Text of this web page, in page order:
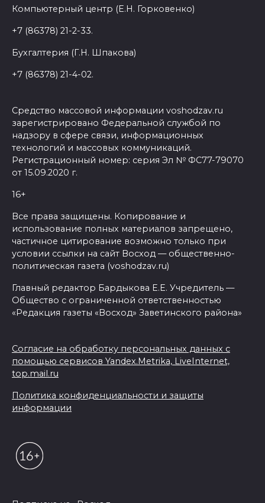
Компьютерный центр (Е.Н. Горковенко)
+7 (86378) 21-2-33.
Бухгалтерия (Г.Н. Шпакова)
+7 (86378) 21-4-02.
Средство массовой информации voshodzav.ru
зарегистрировано Федеральной службой по
надзору в сфере связи, информационных
технологий и массовых коммуникаций.
Регистрационный номер: серия Эл № ФС77-79070
от 15.09.2020 г.
16+
Все права защищены. Копирование и
использование полных материалов запрещено,
частичное цитирование возможно только при
условии ссылки на сайт Восход — общественно-
политическая газета (voshodzav.ru)
Главный редактор Бардыкова Е.Е. Учредитель —
Общество с ограниченной ответственностью
«Редакция газеты «Восход» Заветинского района»
Согласие на обработку персональных данных с
помощью сервисов Yandex.Metrika, LiveInternet,
top.mail.ru
Политика конфиденциальности и защиты
информации